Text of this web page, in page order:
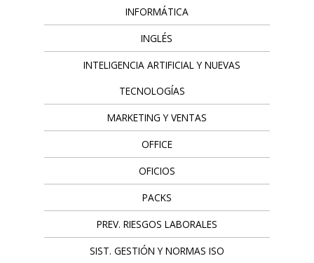
INFORMÁTICA
INGLÉS
INTELIGENCIA ARTIFICIAL Y NUEVAS
TECNOLOGÍAS
MARKETING Y VENTAS
OFFICE
OFICIOS
PACKS
PREV. RIESGOS LABORALES
SIST. GESTIÓN Y NORMAS ISO